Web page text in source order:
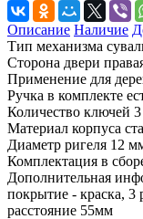
Описание Наличие
Тип механизма
Сторона двери
Применение для
Ручка в комплекте
Количество ключей
Материал корпуса
Диаметр ригеля 12
Комплектация в
Дополнительная
покрытие - краска, 3
расстояние 55мм